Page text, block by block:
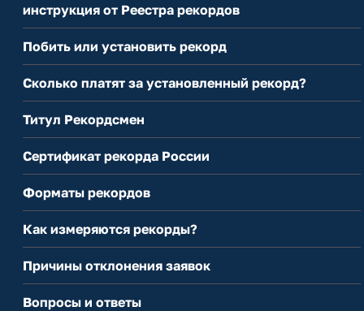
инструкция от Реестра рекордов
Побить или установить рекорд
Сколько платят за установленный рекорд?
Титул Рекордсмен
Сертификат рекорда России
Форматы рекордов
Как измеряются рекорды?
Причины отклонения заявок
Вопросы и ответы